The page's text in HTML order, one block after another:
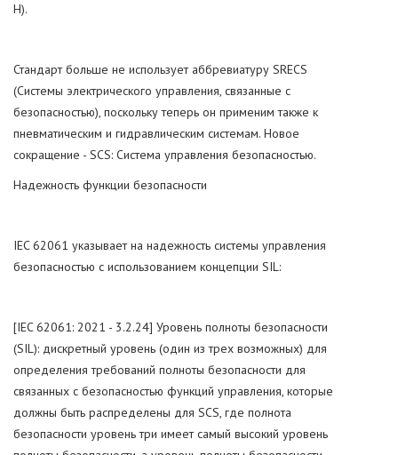
H).
Стандарт больше не использует аббревиатуру SRECS
(Системы электрического управления, связанные с
безопасностью), поскольку теперь он применим также к
пневматическим и гидравлическим системам. Новое
сокращение - SCS: Система управления безопасностью.
Надежность функции безопасности
IEC 62061 указывает на надежность системы управления
безопасностью с использованием концепции SIL:
[IEC 62061: 2021 - 3.2.24] Уровень полноты безопасности
(SIL): дискретный уровень (один из трех возможных) для
определения требований полноты безопасности для
связанных с безопасностью функций управления, которые
должны быть распределены для SCS, где полнота
безопасности уровень три имеет самый высокий уровень